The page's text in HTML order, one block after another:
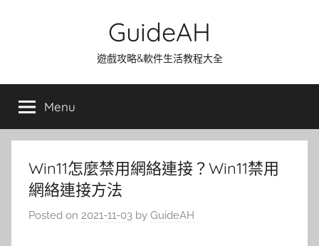
GuideAH
遊戲攻略&軟件生活教程大全
Menu
Win11怎麼禁用網絡連接？Win11禁用
網絡連接方法
Posted on 2021-11-03 by GuideAH